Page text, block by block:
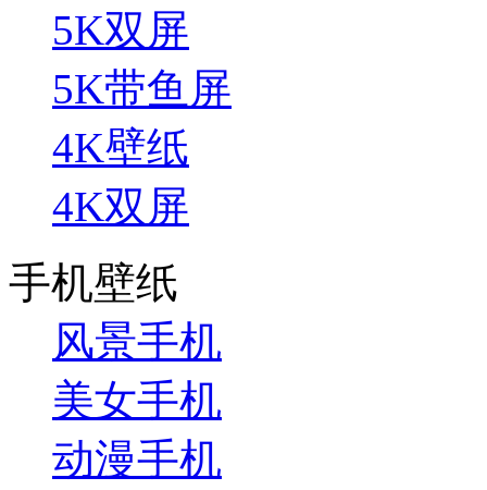
5K双屏
5K带鱼屏
4K壁纸
4K双屏
手机壁纸
风景手机
美女手机
动漫手机